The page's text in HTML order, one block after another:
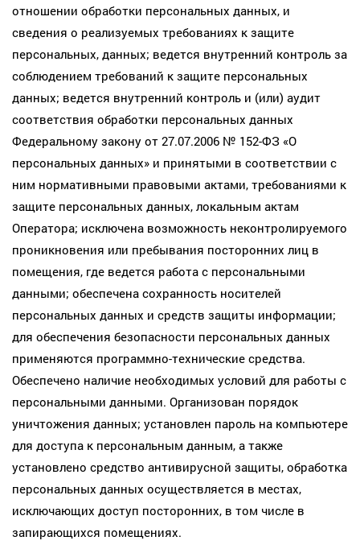
отношении обработки персональных данных, и
сведения о реализуемых требованиях к защите
персональных, данных; ведется внутренний контроль за
соблюдением требований к защите персональных
данных; ведется внутренний контроль и (или) аудит
соответствия обработки персональных данных
Федеральному закону от 27.07.2006 № 152-ФЗ «О
персональных данных» и принятыми в соответствии с
ним нормативными правовыми актами, требованиями к
защите персональных данных, локальным актам
Оператора; исключена возможность неконтролируемого
проникновения или пребывания посторонних лиц в
помещения, где ведется работа с персональными
данными; обеспечена сохранность носителей
персональных данных и средств защиты информации;
для обеспечения безопасности персональных данных
применяются программно-технические средства.
Обеспечено наличие необходимых условий для работы с
персональными данными. Организован порядок
уничтожения данных; установлен пароль на компьютере
для доступа к персональным данным, а также
установлено средство антивирусной защиты, обработка
персональных данных осуществляется в местах,
исключающих доступ посторонних, в том числе в
запирающихся помещениях.